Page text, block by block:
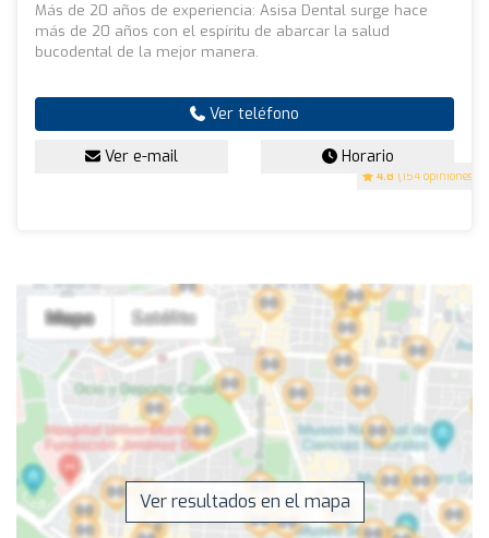
4.8 (154 opiniones)
Más de 20 años de experiencia: Asisa Dental surge hace
más de 20 años con el espíritu de abarcar la salud
bucodental de la mejor manera.
Ver teléfono
Ver e-mail Horario
Ver resultados en el mapa